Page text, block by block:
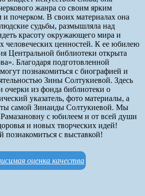
жанра со своим ярким
почерком. В своих материалах она
судьбы, размышляла над
красоту окружающего мира и
человеческих ценностей. К ее юбилею
Центральной библиотеки открыта
Благодаря подготовленной
познакомиться с биографией и
Зины Солтукиевой. Здесь
очерки из фонда библиотеки о
указатель, фото материалы, а
самой Зинаиды Солтукиевой. Мы
с юбилеем и от всей души
и новых творческих идей!
познакомиться с выставкой!
оценка качества